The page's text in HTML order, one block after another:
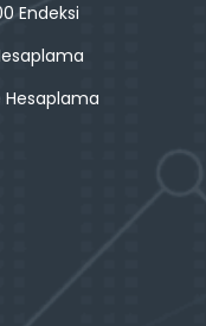
Endeksi
Hesaplama